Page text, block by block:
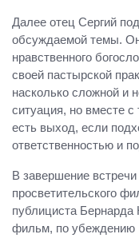
Далее отец Сергий
обсуждаемой темы.
нравственного
своей пастырской
насколько сложной и
ситуация, но вместе
есть выход, если
ответственностью и
В завершение
просветительского
публициста
фильм, по убеждению